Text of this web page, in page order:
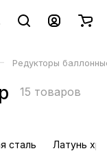
Редукторы
15 товаров
сталь Латунь